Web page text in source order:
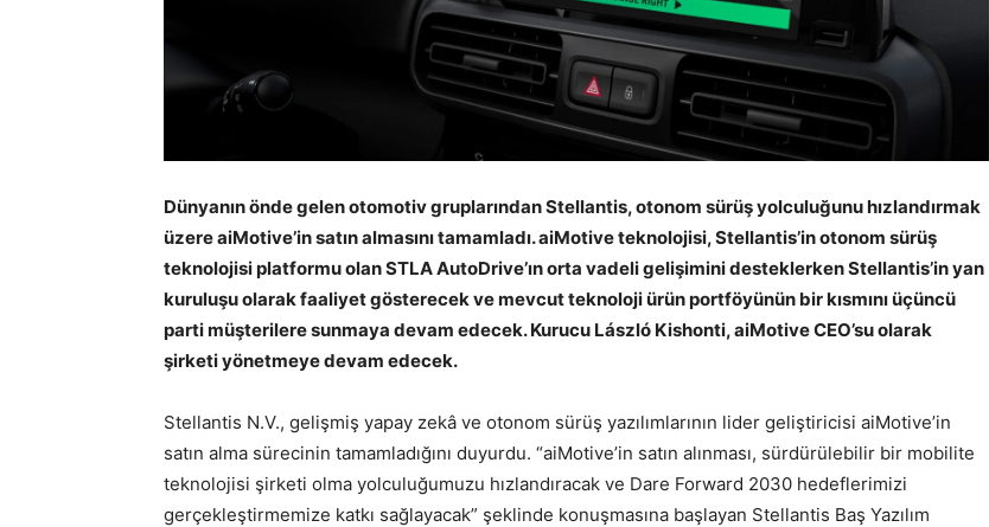
Dünyanın önde gelen otomotiv gruplarından Stellantis, otonom sürüş yolculuğunu hızlandırmak
üzere aiMotive’in satın almasını tamamladı. aiMotive teknolojisi, Stellantis’in otonom sürüş
teknolojisi platformu olan STLA AutoDrive’ın orta vadeli gelişimini desteklerken Stellantis’in yan
kuruluşu olarak faaliyet gösterecek ve mevcut teknoloji ürün portföyünün bir kısmını üçüncü
parti müşterilere sunmaya devam edecek. Kurucu László Kishonti, aiMotive CEO’su olarak
şirketi yönetmeye devam edecek.
Stellantis N.V., gelişmiş yapay zekâ ve otonom sürüş yazılımlarının lider geliştiricisi aiMotive’in
satın alma sürecinin tamamladığını duyurdu. “aiMotive’in satın alınması, sürdürülebilir bir mobilite
teknolojisi şirketi olma yolculuğumuzu hızlandıracak ve Dare Forward 2030 hedeflerimizi
gerçekleştirmemize katkı sağlayacak” şeklinde konuşmasına başlayan Stellantis Baş Yazılım